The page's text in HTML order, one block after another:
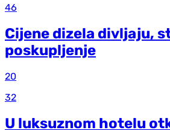
46
Cijene dizela divljaju,
poskupljenje
20
32
U luksuznom hotelu